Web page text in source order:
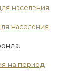
населения
населения
на период